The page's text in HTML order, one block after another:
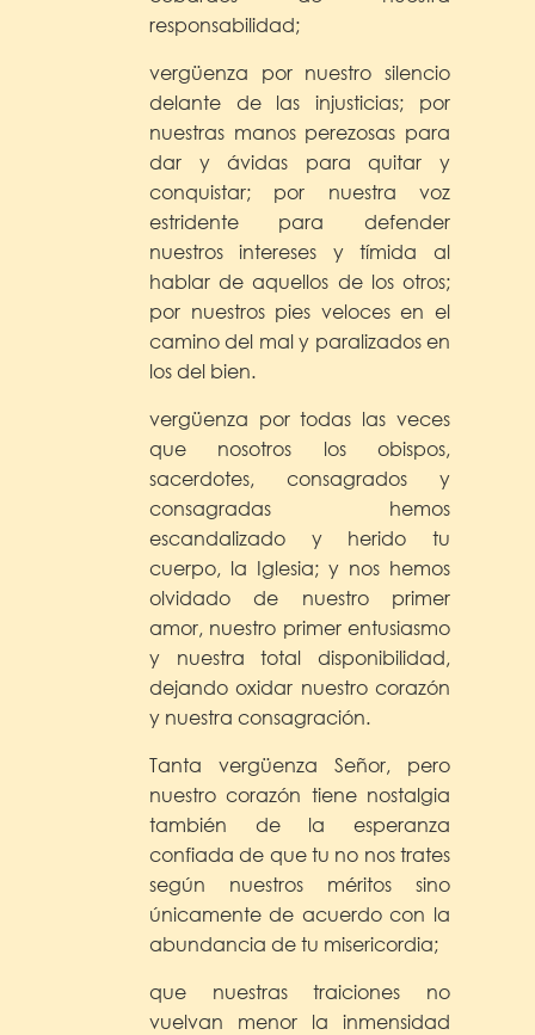
responsabilidad;
vergüenza por nuestro silencio
delante de las injusticias; por
nuestras manos perezosas para
dar y ávidas para quitar y
conquistar; por nuestra voz
estridente para defender
nuestros intereses y tímida al
hablar de aquellos de los otros;
por nuestros pies veloces en el
camino del mal y paralizados en
los del bien.
vergüenza por todas las veces
que nosotros los obispos,
sacerdotes, consagrados y
consagradas hemos
escandalizado y herido tu
cuerpo, la Iglesia; y nos hemos
olvidado de nuestro primer
amor, nuestro primer entusiasmo
y nuestra total disponibilidad,
dejando oxidar nuestro corazón
y nuestra consagración.
Tanta vergüenza Señor, pero
nuestro corazón tiene nostalgia
también de la esperanza
confiada de que tu no nos trates
según nuestros méritos sino
únicamente de acuerdo con la
abundancia de tu misericordia;
que nuestras traiciones no
vuelvan menor la inmensidad